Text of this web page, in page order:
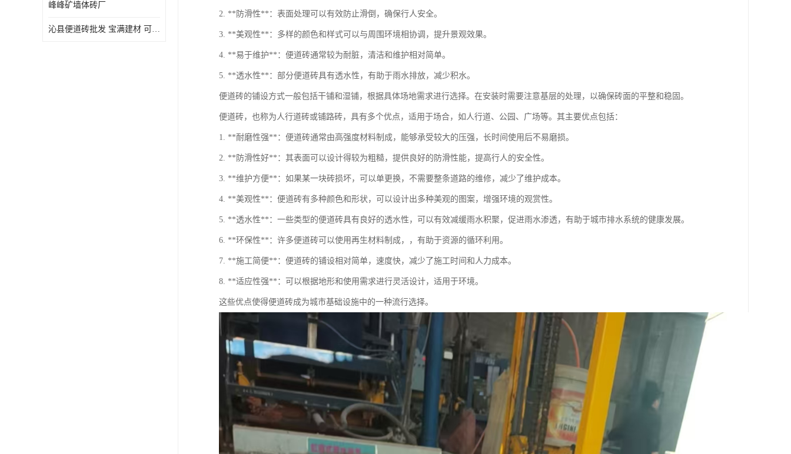
峰峰矿墙体砖厂
沁县便道砖批发 宝满建材 可定制
2. **防滑性**：表面处理可以有效防止滑倒，确保行人安全。
3. **美观性**：多样的颜色和样式可以与周围环境相协调，提升景观效果。
4. **易于维护**：便道砖通常较为耐脏，清洁和维护相对简单。
5. **透水性**：部分便道砖具有透水性，有助于雨水排放，减少积水。
便道砖的铺设方式一般包括干铺和湿铺，根据具体场地需求进行选择。在安装时需要注意基层的处理，以确保砖面的平整和稳固。
便道砖，也称为人行道砖或铺路砖，具有多个优点，适用于场合，如人行道、公园、广场等。其主要优点包括：
1. **耐磨性强**：便道砖通常由高强度材料制成，能够承受较大的压强，长时间使用后不易磨损。
2. **防滑性好**：其表面可以设计得较为粗糙，提供良好的防滑性能，提高行人的安全性。
3. **维护方便**：如果某一块砖损坏，可以单更换，不需要整条道路的维修，减少了维护成本。
4. **美观性**：便道砖有多种颜色和形状，可以设计出多种美观的图案，增强环境的观赏性。
5. **透水性**：一些类型的便道砖具有良好的透水性，可以有效减缓雨水积聚，促进雨水渗透，有助于城市排水系统的健康发展。
6. **环保性**：许多便道砖可以使用再生材料制成，，有助于资源的循环利用。
7. **施工简便**：便道砖的铺设相对简单，速度快，减少了施工时间和人力成本。
8. **适应性强**：可以根据地形和使用需求进行灵活设计，适用于环境。
这些优点使得便道砖成为城市基础设施中的一种流行选择。